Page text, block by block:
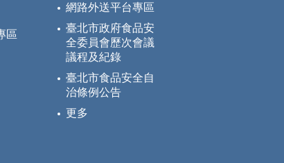
區
網路外送平台專區
臺北市政府食品安
全委員會歷次會議
議程及紀錄
臺北市食品安全自
治條例公告
更多